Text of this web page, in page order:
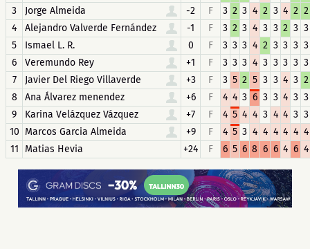
3
Jorge Almeida -2 F 3 2 3 4 2 3 4 2 2
4
Alejandro Valverde Fernández -1 F 3 2 3 4 3 3 2 3 3
5
Ismael L. R. 0 F 3 3 3 4 2 3 3 3 3
6
Veremundo Rey +1 F 3 3 3 4 3 3 3 3 3
7
Javier Del Riego Villaverde +3 F 3 5 2 5 3 3 4 3 2
8
Ana Álvarez menendez +6 F 4 4 3 6 3 3 4 3 3
9
Karina Velázquez Vázquez +7 F 4 5 4 4 3 4 4 3 3
10 Marcos Garcia Almeida +9 F 4 5 3 4 4 4 4 4 4
11
Matias Hevia +24 F 6 5 6 8 6 6 4 6 4